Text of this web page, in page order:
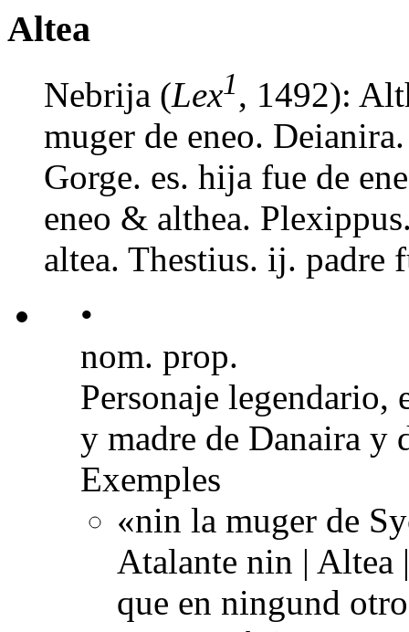
Altea
Nebrija (Lex1, 1492):
muger de eneo.
Gorge. es. hija fue de
eneo & althea.
altea. Thestius. ij. padre
•
nom. prop.
Personaje legendario,
y madre de Danaira y
Exemples
«nin la muger de
Atalante nin | Altea
que en ningund